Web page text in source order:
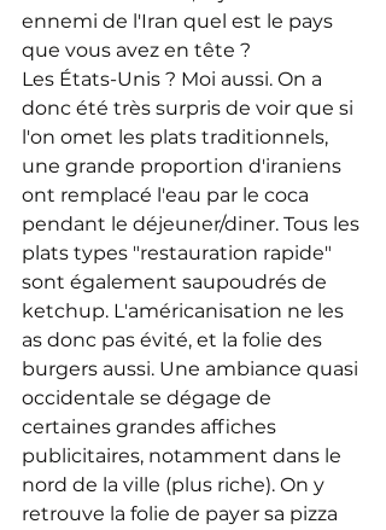
ennemi de l'Iran quel est le pays
que vous avez en tête ?
Les États-Unis ? Moi aussi. On a
donc été très surpris de voir que si
l'on omet les plats traditionnels,
une grande proportion d'iraniens
ont remplacé l'eau par le coca
pendant le déjeuner/diner. Tous les
plats types "restauration rapide"
sont également saupoudrés de
ketchup. L'américanisation ne les
as donc pas évité, et la folie des
burgers aussi. Une ambiance quasi
occidentale se dégage de
certaines grandes affiches
publicitaires, notamment dans le
nord de la ville (plus riche). On y
retrouve la folie de payer sa pizza